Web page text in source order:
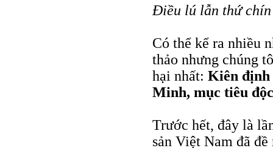
Điều lú lẫn thứ chín
Có thể kể ra nhiều
thảo nhưng chúng
hại nhất: Kiên định
Minh, mục tiêu
Trước hết, đây là
sản Việt Nam đã